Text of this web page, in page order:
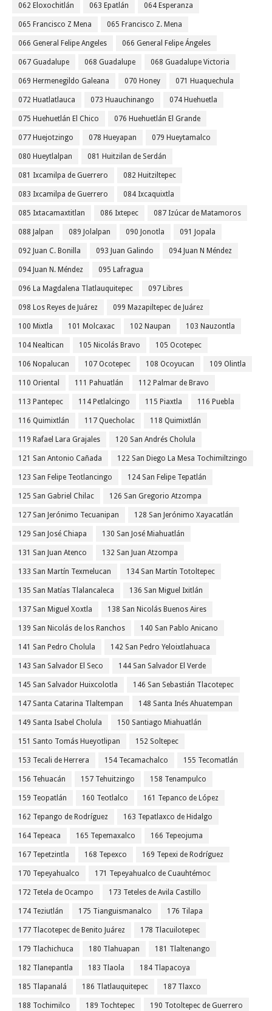
062 Eloxochitlán 063 Epatlán 064 Esperanza
065 Francisco Z Mena 065 Francisco Z. Mena
066 General Felipe Angeles 066 General Felipe Ángeles
067 Guadalupe 068 Guadalupe 068 Guadalupe Victoria
069 Hermenegildo Galeana 070 Honey 071 Huaquechula
072 Huatlatlauca 073 Huauchinango 074 Huehuetla
075 Huehuetlán El Chico 076 Huehuetlán El Grande
077 Huejotzingo 078 Hueyapan 079 Hueytamalco
080 Hueytlalpan 081 Huitzilan de Serdán
081 Ixcamilpa de Guerrero 082 Huitziltepec
083 Ixcamilpa de Guerrero 084 Ixcaquixtla
085 Ixtacamaxtitlan 086 Ixtepec 087 Izúcar de Matamoros
088 Jalpan 089 Jolalpan 090 Jonotla 091 Jopala
092 Juan C. Bonilla 093 Juan Galindo 094 Juan N Méndez
094 Juan N. Méndez 095 Lafragua
096 La Magdalena Tlatlauquitepec 097 Libres
098 Los Reyes de Juárez 099 Mazapiltepec de Juárez
100 Mixtla 101 Molcaxac 102 Naupan 103 Nauzontla
104 Nealtican 105 Nicolás Bravo 105 Ocotepec
106 Nopalucan 107 Ocotepec 108 Ocoyucan 109 Olintla
110 Oriental 111 Pahuatlán 112 Palmar de Bravo
113 Pantepec 114 Petlalcingo 115 Piaxtla 116 Puebla
116 Quimixtlán 117 Quecholac 118 Quimixtlán
119 Rafael Lara Grajales 120 San Andrés Cholula
121 San Antonio Cañada 122 San Diego La Mesa Tochimiltzingo
123 San Felipe Teotlancingo 124 San Felipe Tepatlán
125 San Gabriel Chilac 126 San Gregorio Atzompa
127 San Jerónimo Tecuanipan 128 San Jerónimo Xayacatlán
129 San José Chiapa 130 San José Miahuatlán
131 San Juan Atenco 132 San Juan Atzompa
133 San Martín Texmelucan 134 San Martín Totoltepec
135 San Matías Tlalancaleca 136 San Miguel Ixitlán
137 San Miguel Xoxtla 138 San Nicolás Buenos Aires
139 San Nicolás de los Ranchos 140 San Pablo Anicano
141 San Pedro Cholula 142 San Pedro Yeloixtlahuaca
143 San Salvador El Seco 144 San Salvador El Verde
145 San Salvador Huixcolotla 146 San Sebastián Tlacotepec
147 Santa Catarina Tlaltempan 148 Santa Inés Ahuatempan
149 Santa Isabel Cholula 150 Santiago Miahuatlán
151 Santo Tomás Hueyotlipan 152 Soltepec
153 Tecali de Herrera 154 Tecamachalco 155 Tecomatlán
156 Tehuacán 157 Tehuitzingo 158 Tenampulco
159 Teopatlán 160 Teotlalco 161 Tepanco de López
162 Tepango de Rodríguez 163 Tepatlaxco de Hidalgo
164 Tepeaca 165 Tepemaxalco 166 Tepeojuma
167 Tepetzintla 168 Tepexco 169 Tepexi de Rodríguez
170 Tepeyahualco 171 Tepeyahualco de Cuauhtémoc
172 Tetela de Ocampo 173 Teteles de Avila Castillo
174 Teziutlán 175 Tianguismanalco 176 Tilapa
177 Tlacotepec de Benito Juárez 178 Tlacuilotepec
179 Tlachichuca 180 Tlahuapan 181 Tlaltenango
182 Tlanepantla 183 Tlaola 184 Tlapacoya
185 Tlapanalá 186 Tlatlauquitepec 187 Tlaxco
188 Tochimilco 189 Tochtepec 190 Totoltepec de Guerrero